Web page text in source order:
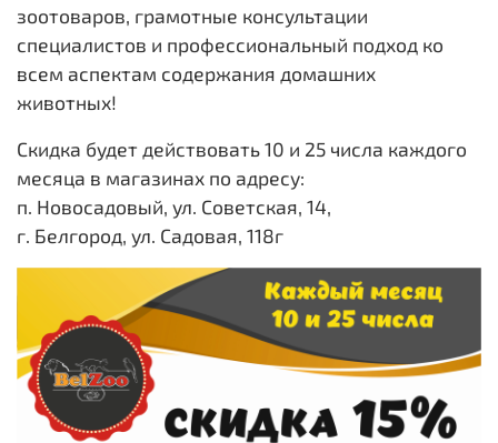
зоотоваров, грамотные консультации
специалистов и профессиональный подход ко
всем аспектам содержания домашних
животных!
Скидка будет действовать 10 и 25 числа каждого
месяца в магазинах по адресу:
п. Новосадовый, ул. Советская, 14,
г. Белгород, ул. Садовая, 118г